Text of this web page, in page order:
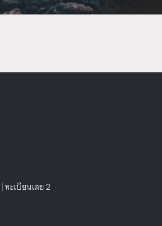
| ทะเบียนเลข 2